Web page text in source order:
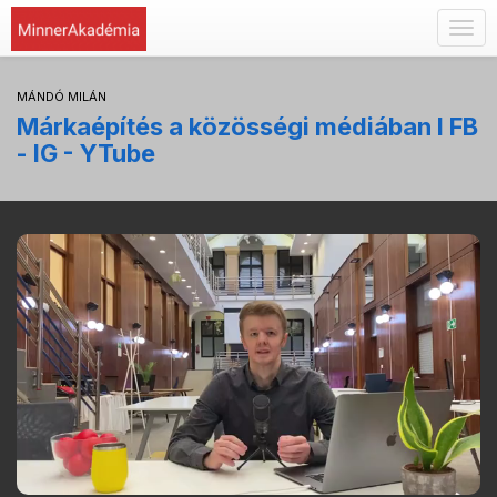
MÁNDÓ MILÁN
Márkaépítés a közösségi médiában I FB
- IG - YTube